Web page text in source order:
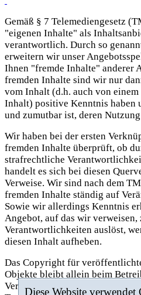
Gemäß § 7 Telemediengesetz
"eigenen Inhalte" als
verantwortlich. Durch so
erweitern wir unser
Ihnen "fremde Inhalte" anderer
fremden Inhalte sind wir nur
vom Inhalt (d.h. auch von
Inhalt) positive Kenntnis haben
und zumutbar ist, deren
Wir haben bei der ersten
fremden Inhalte überprüft, ob
strafrechtliche
handelt es sich bei diesen
Verweise. Wir sind nach dem
fremden Inhalte ständig auf
Sowie wir allerdings Kenntnis
Angebot, auf das wir
Verantwortlichkeiten auslöst,
diesen Inhalt aufheben.
Das Copyright für
Objekte bleibt allein beim
Vervielfältigung oder
Diese Website verwendet